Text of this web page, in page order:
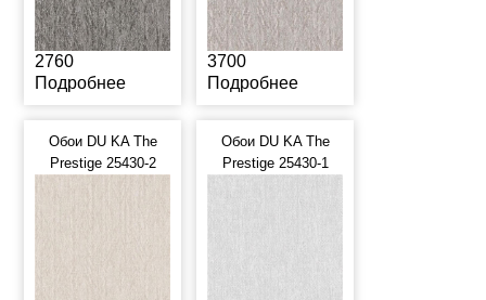
2760
Подробнее
3700
Подробнее
Обои DU KA The
Prestige 25430-2
Обои DU KA The
Prestige 25430-1